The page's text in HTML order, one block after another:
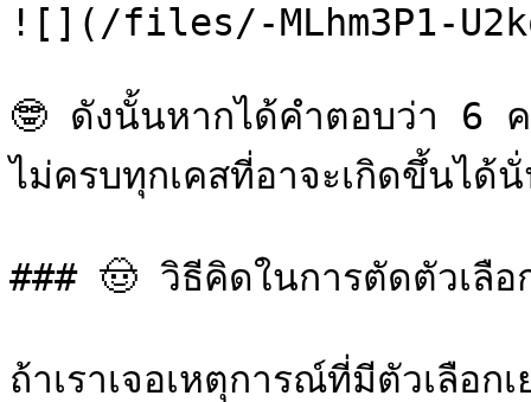
![](/files/-MLhm3P1-
🤓 ดังนั้นหากได้คำตอบว่า 6 ค
ไม่ครบทุกเคสที่อาจะเกิดขึ้นได้นั่
### 🤠 วิธีคิดในการตัดตัวเลือ
ถ้าเราเจอเหตุการณ์ที่มีตัวเลือ